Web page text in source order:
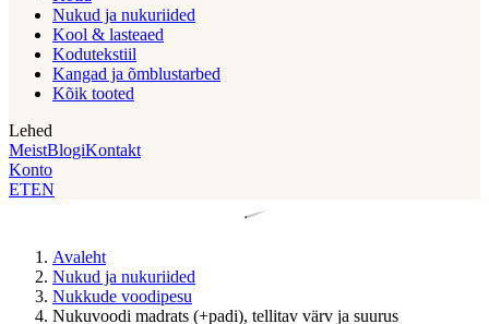
Nukud ja nukuriided
Kool & lasteaed
Kodutekstiil
Kangad ja õmblustarbed
Kõik tooted
Lehed
MeistBlogiKontakt
Konto
ETEN
Avaleht
Nukud ja nukuriided
Nukkude voodipesu
Nukuvoodi madrats (+padi), tellitav värv ja suurus